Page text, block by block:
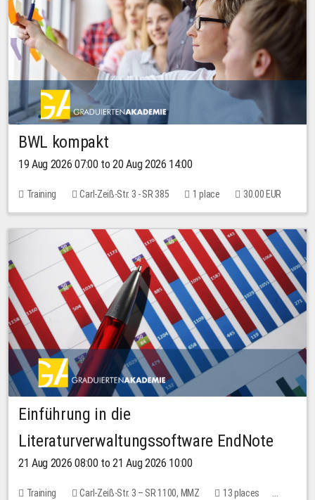
BWL kompakt
19 Aug 2026 07:00 to 20 Aug 2026 14:00
Training Carl-Zeiß-Str. 3 - SR 385 1 place 30.00 EUR
Einführung in die
Literaturverwaltungssoftware EndNote
21 Aug 2026 08:00 to 21 Aug 2026 10:00
Training Carl-Zeiß-Str. 3 – SR 1100, MMZ
13 places